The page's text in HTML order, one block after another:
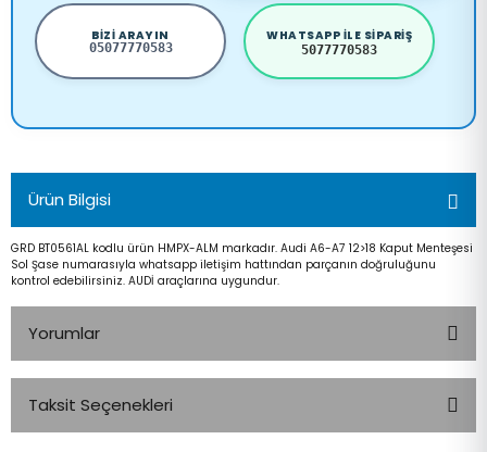
BIZI ARAYIN
05077770583
WHATSAPP ILE SIPARIŞ
5077770583
Ürün Bilgisi
GRD BT0561AL kodlu ürün HMPX-ALM markadır. Audi A6-A7 12>18 Kaput Menteşesi
Sol Şase numarasıyla whatsapp iletişim hattından parçanın doğruluğunu
kontrol edebilirsiniz. AUDİ araçlarına uygundur.
Yorumlar
Taksit Seçenekleri